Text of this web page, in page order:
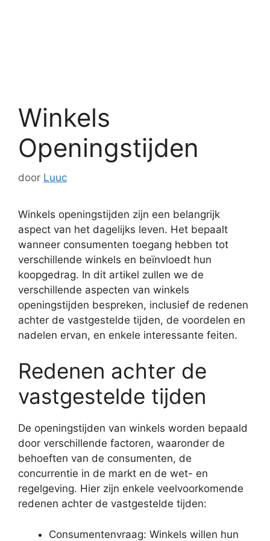
Winkels
Openingstijden
door Luuc
Winkels openingstijden zijn een belangrijk
aspect van het dagelijks leven. Het bepaalt
wanneer consumenten toegang hebben tot
verschillende winkels en beïnvloedt hun
koopgedrag. In dit artikel zullen we de
verschillende aspecten van winkels
openingstijden bespreken, inclusief de redenen
achter de vastgestelde tijden, de voordelen en
nadelen ervan, en enkele interessante feiten.
Redenen achter de
vastgestelde tijden
De openingstijden van winkels worden bepaald
door verschillende factoren, waaronder de
behoeften van de consumenten, de
concurrentie in de markt en de wet- en
regelgeving. Hier zijn enkele veelvoorkomende
redenen achter de vastgestelde tijden:
Consumentenvraag: Winkels willen hun